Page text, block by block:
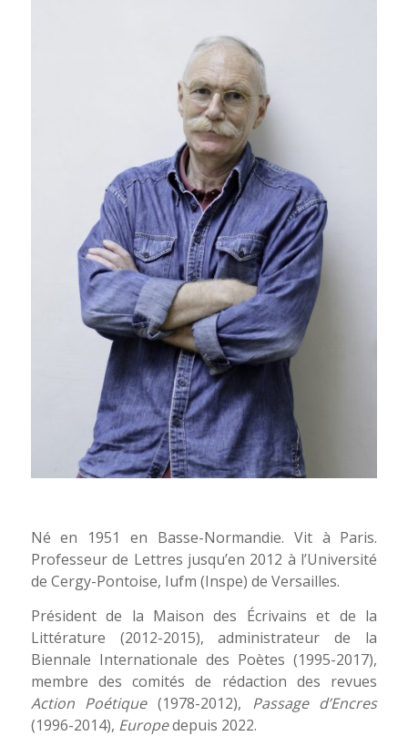
Photo : François Flohic
Né en 1951 en Basse-Normandie. Vit à Paris.
Professeur de Lettres jusqu’en 2012 à l’Université
de Cergy-Pontoise, Iufm (Inspe) de Versailles.
Président de la Maison des Écrivains et de la
Littérature (2012-2015), administrateur de la
Biennale Internationale des Poètes (1995-2017),
membre des comités de rédaction des revues
Action Poétique(1978-2012), Passage d’Encres
(1996-2014), Europedepuis 2022.